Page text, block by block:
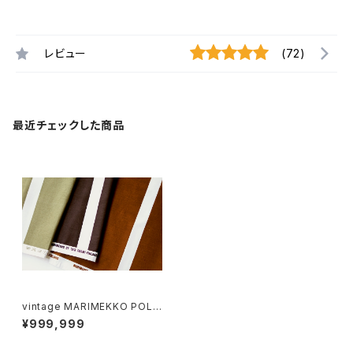
レビュー (72)
最近チェックした商品
vintage MARIMEKKO POLK
KA fabric / ヴィンテージ マリ
メッコ ポルカ ファブリック
¥999,999